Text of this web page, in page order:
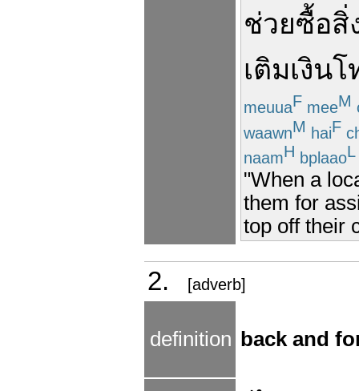
ช่วยซื้อสิ่
เติมเงินโ
meuuaF meeM
waawnM haiF
naamH bplaaoL
"When a
them for
top off their
2. [adverb]
definition back and